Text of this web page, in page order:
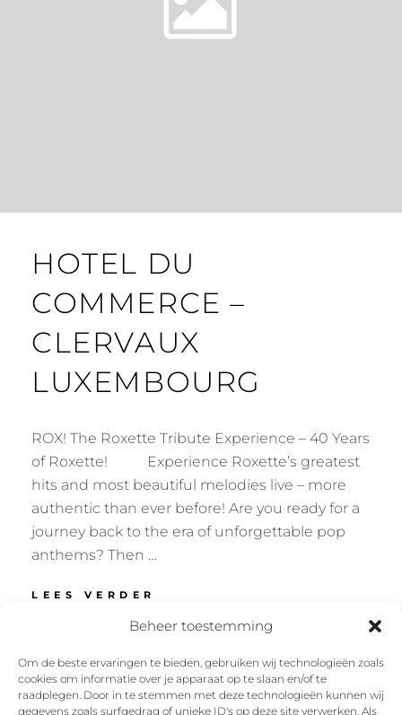
Beheer toestemming
Om de beste ervaringen te bieden, gebruiken wij technologieën zoals
cookies om informatie over je apparaat op te slaan en/of te
raadplegen. Door in te stemmen met deze technologieën kunnen wij
gegevens zoals surfgedrag of unieke ID's op deze site verwerken. Als
HOTEL DU
COMMERCE –
CLERVAUX
LUXEMBOURG
ROX! The Roxette Tribute Experience – 40 Years
of Roxette! Experience Roxette’s greatest
hits and most beautiful melodies live – more
authentic than ever before! Are you ready for a
journey back to the era of unforgettable pop
anthems? Then …
LEES VERDER
COMMERCE
CLERVAUX
LUXEMBOURG
Facebook
Instagram
Twitter
YouTube